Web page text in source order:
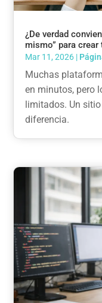
¿De verdad
mismo” para
Mar 11, 2026 |
Muchas
en minutos, pero
limitados. Un
diferencia.